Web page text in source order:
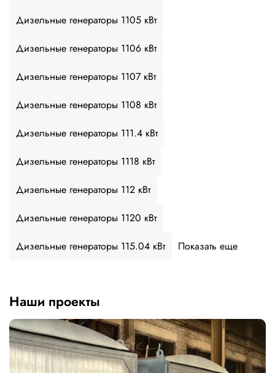
Дизельные генераторы 1105 кВт
Дизельные генераторы 1106 кВт
Дизельные генераторы 1107 кВт
Дизельные генераторы 1108 кВт
Дизельные генераторы 111.4 кВт
Дизельные генераторы 1118 кВт
Дизельные генераторы 112 кВт
Дизельные генераторы 1120 кВт
Дизельные генераторы 115.04 кВт
Показать еще
Наши проекты